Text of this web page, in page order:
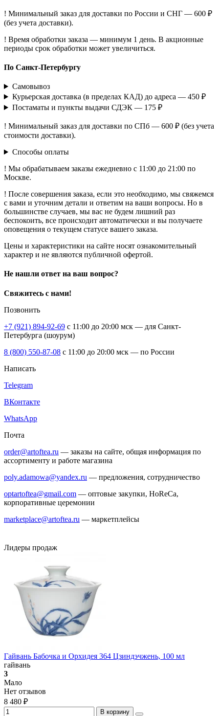
! Минимальный заказ для доставки по России и СНГ — 600 ₽
(без учета доставки).
! Время обработки заказа — минимум 1 день. В акционные
периоды срок обработки может увеличиться.
По Санкт-Петербургу
Самовывоз
Курьерская доставка (в пределах КАД) до адреса — 450 ₽
Постаматы и пункты выдачи СДЭК — 175 ₽
! Минимальный заказ для доставки по СПб — 600 ₽ (без учета
стоимости доставки).
Способы оплаты
! Мы обрабатываем заказы ежедневно с 11:00 до 21:00 по
Москве.
! После совершения заказа, если это необходимо, мы свяжемся
с вами и уточним детали и ответим на ваши вопросы. Но в
большинстве случаев, мы вас не будем лишний раз
беспокоить, все происходит автоматически и вы получаете
оповещения о текущем статусе вашего заказа.
Цены и характеристики на сайте носят ознакомительный
характер и не являются публичной офертой.
Не нашли ответ на ваш вопрос?
Свяжитесь с нами!
Позвонить
+7 (921) 894-92-69 c 11:00 до 20:00 мск — для Санкт-
Петербурга (шоурум)
8 (800) 550-87-08 c 11:00 до 20:00 мск — по России
Написать
Telegram
ВКонтакте
WhatsApp
Почта
order@artoftea.ru — заказы на сайте, общая информация по
ассортименту и работе магазина
poly.adamowa@yandex.ru — предложения, сотрудничество
optartoftea@gmail.com — оптовые закупки, HoReCa,
корпоративные церемонии
marketplace@artoftea.ru — маркетплейсы
Лидеры продаж
Гайвань Бабочка и Орхидея 364 Цзиндэчжень, 100 мл
гайвань
3
Мало
Нет отзывов
8 480 ₽
В корзину